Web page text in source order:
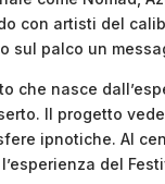
con artisti del
sul palco un
che nasce
Il progetto
ipnotiche. Al
del